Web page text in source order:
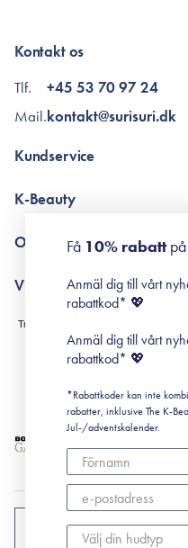
Kontakt os
Tlf.
Mail.
+45 53 70 97 24
kontakt@surisuri.dk
Kundservice
Poängshop - frågor och svar
K-Beauty
Retinol för nybörjare
Om Surisuri
Black Friday
Villkor
Leverans & Retur
Köpvillkor
Prenumerationsvillkor
Cookiepolicy
Få 10% rabattpå
Anmäl dig till vårt
rabattkod* 💖
Anmäl dig till vårt
rabattkod* 💖
*Rabattkoder kan inte
rabatter, inklusive The K-
Jul-/adventskalender.